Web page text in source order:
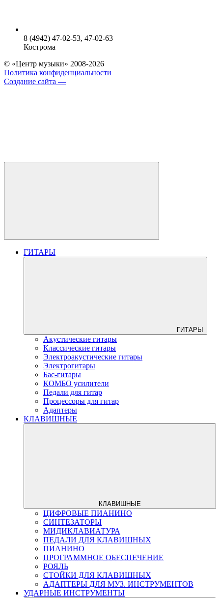
8 (4942) 47-02-53, 47-02-63
Кострома
© «Центр музыки» 2008-2026
Политика конфиденциальности
Создание сайта —
ГИТАРЫ
ГИТАРЫ
Акустические гитары
Классические гитары
Электроакустические гитары
Электрогитары
Бас-гитары
КОМБО усилители
Педали для гитар
Процессоры для гитар
Адаптеры
КЛАВИШНЫЕ
КЛАВИШНЫЕ
ЦИФРОВЫЕ ПИАНИНО
СИНТЕЗАТОРЫ
МИДИКЛАВИАТУРА
ПЕДАЛИ ДЛЯ КЛАВИШНЫХ
ПИАНИНО
ПРОГРАММНОЕ ОБЕСПЕЧЕНИЕ
РОЯЛЬ
СТОЙКИ ДЛЯ КЛАВИШНЫХ
АДАПТЕРЫ ДЛЯ МУЗ. ИНСТРУМЕНТОВ
УДАРНЫЕ ИНСТРУМЕНТЫ